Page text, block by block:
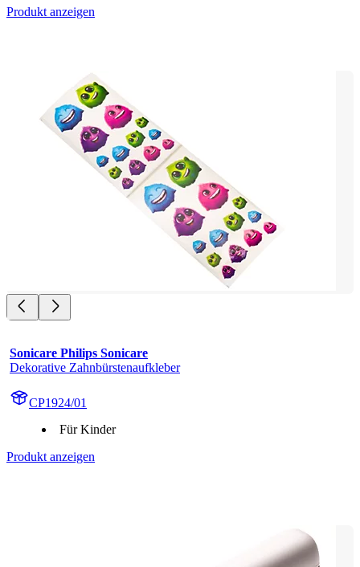
Produkt anzeigen
Sonicare Philips Sonicare
Dekorative Zahnbürstenaufkleber
CP1924/01
Für Kinder
Produkt anzeigen